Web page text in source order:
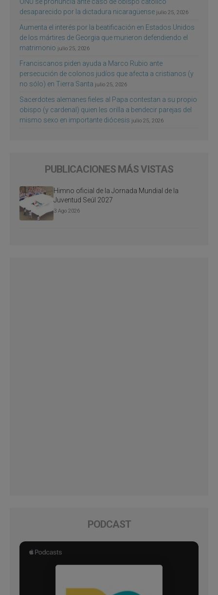
desaparecido por la dictadura nicaragüense julio 25, 2026
Aumenta el interés por la beatificación en Estados Unidos
de los mártires de Georgia que murieron defendiendo el
matrimonio julio 25, 2026
Franciscanos piden ayuda a Marco Rubio ante
persecución de colonos judíos que afecta a cristianos (y
no sólo) en Tierra Santa julio 25, 2026
Sacerdotes alemanes fieles al Papa contestan a su propio
obispo (y cardenal) quien les orilla a bendecir parejas del
mismo sexo en importante diócesis julio 25, 2026
PUBLICACIONES MÁS VISTAS
Himno oficial de la Jornada Mundial de la
Juventud Seúl 2027
3 Ago 2026
PODCAST